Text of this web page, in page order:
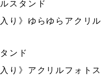
スタンド
り》ゆらゆらアクリル
ンド
り》アクリルフォトス